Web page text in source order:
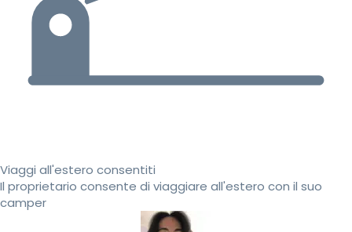
Viaggi all'estero consentiti
Il proprietario consente di viaggiare all'estero con il suo
camper